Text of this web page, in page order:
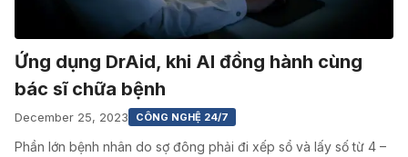
Ứng dụng DrAid, khi AI đồng hành cùng
bác sĩ chữa bệnh
December 25, 2023 CÔNG NGHỆ 24/7
Phần lớn bệnh nhân do sợ đông phải đi xếp sổ và lấy số từ 4 –